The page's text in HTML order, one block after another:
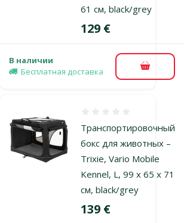
61 см, black/grey
Цена
129 €
В наличии
Бесплатная доставка
В корзину
Транспортировочный
бокс для животных –
Trixie, Vario Mobile
Kennel, L, 99 x 65 x 71
см, black/grey
Цена
139 €